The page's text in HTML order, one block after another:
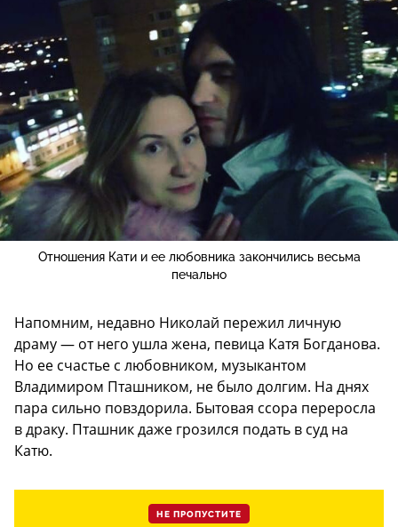
Отношения Кати и ее любовника закончились весьма
печально
Напомним, недавно Николай пережил личную
драму — от него ушла жена, певица Катя Богданова.
Но ее счастье с любовником, музыкантом
Владимиром Пташником, не было долгим. На днях
пара сильно повздорила. Бытовая ссора переросла
в драку. Пташник даже грозился подать в суд на
Катю.
НЕ ПРОПУСТИТЕ